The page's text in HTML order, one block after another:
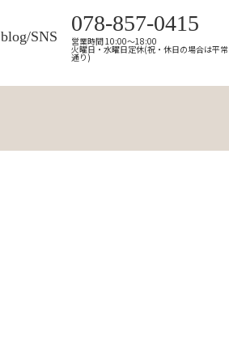
blog/SNS
078-857-0415
営業時間 10:00～18:00
火曜日・水曜日定休(祝・休日の場合は平常
通り)